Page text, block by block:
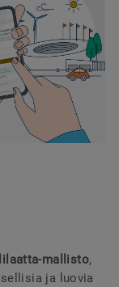
mallisto,
ja luovia